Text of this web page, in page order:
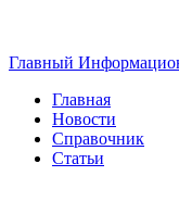
Главный
Главная
Новости
Справочник
Статьи